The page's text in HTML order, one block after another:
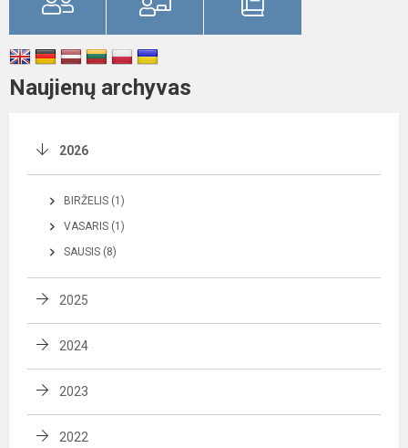
Naujienų archyvas
2026
BIRŽELIS (1)
VASARIS (1)
SAUSIS (8)
2025
2024
2023
2022